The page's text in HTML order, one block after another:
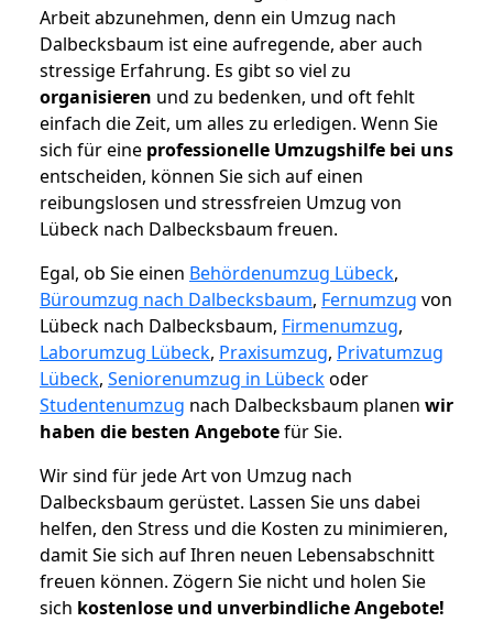
Arbeit abzunehmen, denn ein Umzug nach
Dalbecksbaum ist eine aufregende, aber auch
stressige Erfahrung. Es gibt so viel zu
organisieren und zu bedenken, und oft fehlt
einfach die Zeit, um alles zu erledigen. Wenn Sie
sich für eine professionelle Umzugshilfe bei uns
entscheiden, können Sie sich auf einen
reibungslosen und stressfreien Umzug von
Lübeck nach Dalbecksbaum freuen.
Egal, ob Sie einen Behördenumzug Lübeck,
Büroumzug nach Dalbecksbaum, Fernumzug von
Lübeck nach Dalbecksbaum, Firmenumzug,
Laborumzug Lübeck, Praxisumzug, Privatumzug
Lübeck, Seniorenumzug in Lübeckoder
Studentenumzug nach Dalbecksbaum planen wir
haben die besten Angebotefür Sie.
Wir sind für jede Art von Umzug nach
Dalbecksbaum gerüstet. Lassen Sie uns dabei
helfen, den Stress und die Kosten zu minimieren,
damit Sie sich auf Ihren neuen Lebensabschnitt
freuen können. Zögern Sie nicht und holen Sie
sich kostenlose und unverbindliche Angebote!